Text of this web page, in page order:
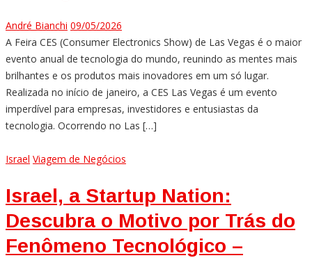
André Bianchi 09/05/2026
A Feira CES (Consumer Electronics Show) de Las Vegas é o maior
evento anual de tecnologia do mundo, reunindo as mentes mais
brilhantes e os produtos mais inovadores em um só lugar.
Realizada no início de janeiro, a CES Las Vegas é um evento
imperdível para empresas, investidores e entusiastas da
tecnologia. Ocorrendo no Las […]
Israel Viagem de Negócios
Israel, a Startup Nation:
Descubra o Motivo por Trás do
Fenômeno Tecnológico –